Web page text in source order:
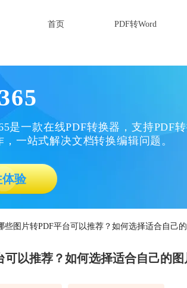
首页 PDF转Word
是一款在线PDF转换器，支持PDF转
，一站式解决文档转换编辑问题。
验
些图片转PDF平台可以推荐？如何选择适合自己
可以推荐？如何选择适合自己的图